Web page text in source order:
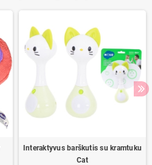
Interaktyvus barškutis su kramtuku
Cat